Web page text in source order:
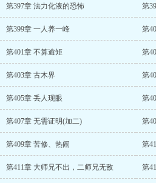
第397章 法力化液的恐怖 第
第399章 一人养一峰 第
第401章 不算逾矩 第
第403章 古木界 第
第405章 丢人现眼 第
第407章 无需证明(加二) 第
第409章 苦修、热闹 第
第411章 大师兄不出，二师兄无敌 第